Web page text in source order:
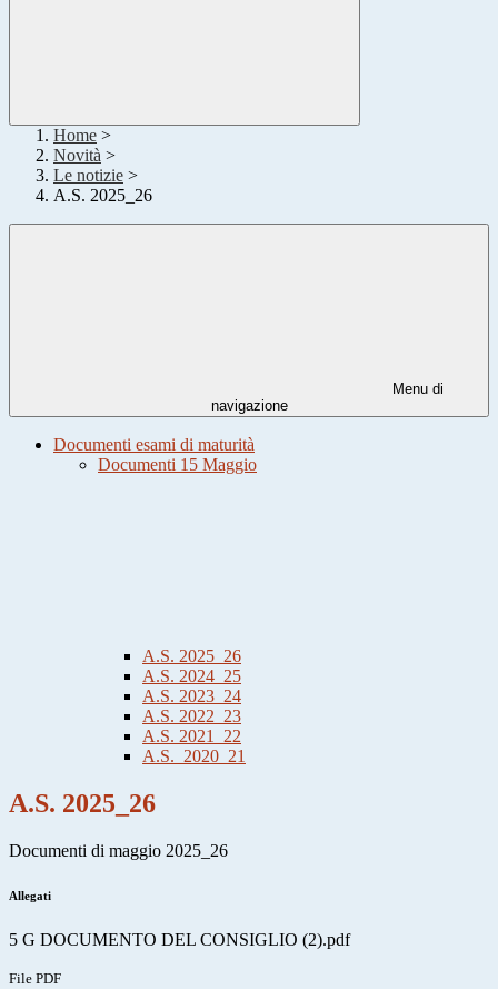
Home >
Novità >
Le notizie >
A.S. 2025_26
Menu di
navigazione
Documenti esami di maturità
Documenti 15 Maggio
A.S. 2025_26
A.S. 2024_25
A.S. 2023_24
A.S. 2022_23
A.S. 2021_22
A.S._2020_21
A.S. 2025_26
Documenti di maggio 2025_26
Allegati
5 G DOCUMENTO DEL CONSIGLIO (2).pdf
File PDF